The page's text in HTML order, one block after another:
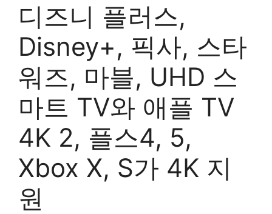
디즈니 플러스,
Disney+, 픽사, 스타
워즈, 마블, UHD 스
마트 TV와 애플 TV
4K 2, 플스4, 5,
Xbox X, S가 4K 지
원